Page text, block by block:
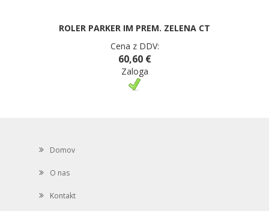
ROLER PARKER IM PREM. ZELENA CT
Cena z DDV:
60,60 €
Zaloga
Domov
O nas
Kontakt